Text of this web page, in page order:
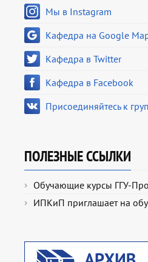
Мы в Instagram
Кафедра на Google
Кафедра в Twitter
Кафедра в Facebook
Присоединяйтесь к
ПОЛЕЗНЫЕ ССЫЛКИ
Обучающие курсы ГГУ-
ИПКиП приглашает на